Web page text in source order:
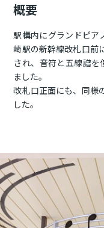
概要
駅構内にグランドピア
崎駅の新幹線改札口前
され、音符と五線譜
ました。
改札口正面にも、同様
した。